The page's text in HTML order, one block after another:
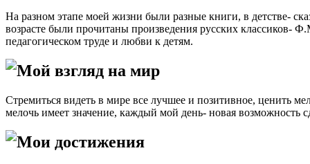
На разном этапе моей жизни были разные книги, в детстве-
возрасте были прочитаны произведения русских
педагогическом труде и любви к детям.
Мой взгляд на мир
Стремиться видеть в мире все лучшее и позитивное, ценить
мелочь имеет значение, каждый мой день- новая возможность
Мои достижения